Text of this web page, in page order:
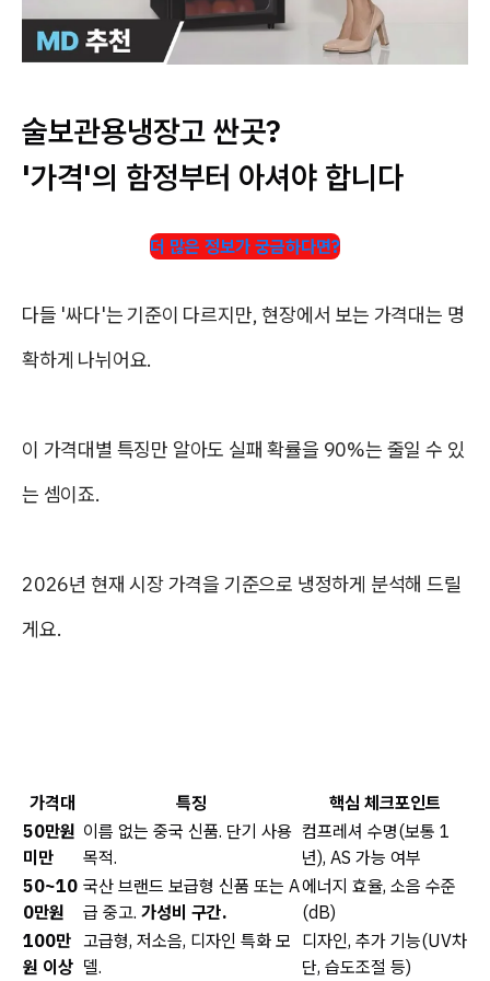
술보관용냉장고 싼곳?
'가격'의 함정부터 아셔야 합니다
더 많은 정보가 궁금하다면?
다들 '싸다'는 기준이 다르지만, 현장에서 보는 가격대는 명
확하게 나뉘어요.
이 가격대별 특징만 알아도 실패 확률을 90%는 줄일 수 있
는 셈이죠.
2026년 현재 시장 가격을 기준으로 냉정하게 분석해 드릴
게요.
가격대 특징
핵심 체크포인트
50만원
미만
이름 없는 중국 신품. 단기 사용
목적.
컴프레셔 수명(보통 1
년), AS 가능 여부
50~10
0만원
국산 브랜드 보급형 신품 또는 A
급 중고. 가성비 구간.
에너지 효율, 소음 수준
(dB)
100만
원 이상
고급형, 저소음, 디자인 특화 모
델.
디자인, 추가 기능(UV차
단, 습도조절 등)